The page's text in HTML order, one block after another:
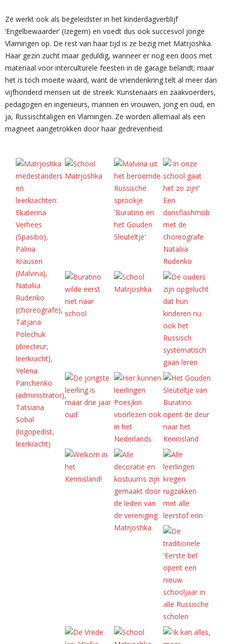
Ze werkt ook als begeleidster in het kinderdagverblijf
‘Engelbewaarder’ (Izegem) en voedt dus ook succesvol jonge
Vlamingen op. De rest van haar tijd is ze bezig met Matrjoshka.
Haar gezin zucht maar geduldig, wanneer er nog een doos met
materiaal voor interculturele feesten in de garage belandt; maar
het is toch moeite waard, want de vriendenkring telt al meer dan
vijfhonderd mensen uit de streek. Kunstenaars en zaakvoerders,
pedagogen en ingenieurs, mannen en vrouwen, jong en oud, en
ja, Russischtaligen en Vlamingen. Ze worden allemaal als een
magneet aangetrokken door haar gedrevenheid.